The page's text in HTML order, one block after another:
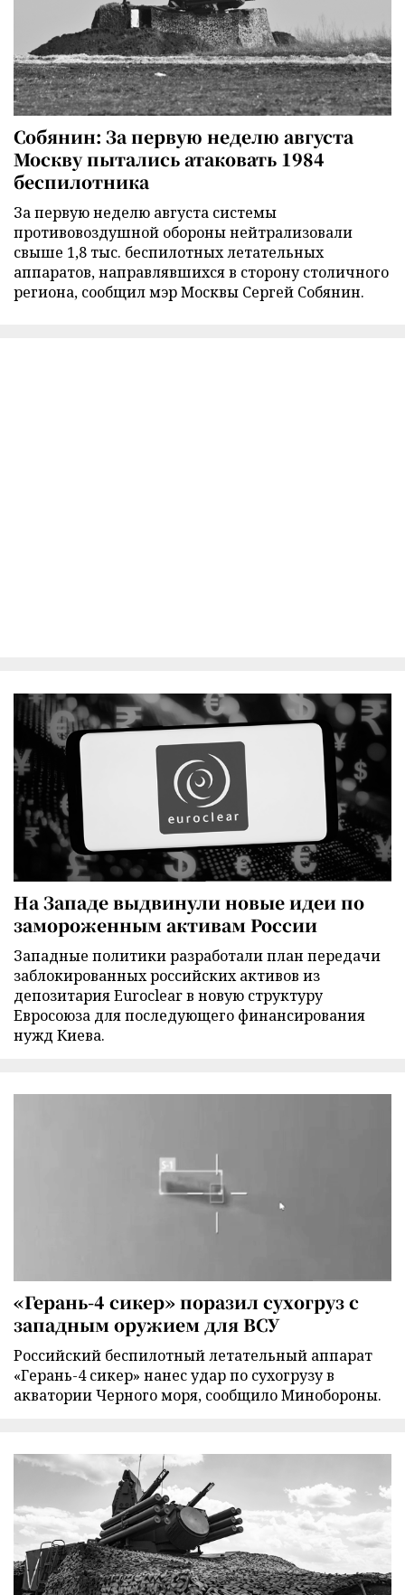
Собянин: За первую неделю августа
Москву пытались атаковать 1984
беспилотника
За первую неделю августа системы
противовоздушной обороны нейтрализовали
свыше 1,8 тыс. беспилотных летательных
аппаратов, направлявшихся в сторону столичного
региона, сообщил мэр Москвы Сергей Собянин.
На Западе выдвинули новые идеи по
замороженным активам России
Западные политики разработали план передачи
заблокированных российских активов из
депозитария Euroclear в новую структуру
Евросоюза для последующего финансирования
нужд Киева.
«Герань-4 сикер» поразил сухогруз с
западным оружием для ВСУ
Российский беспилотный летательный аппарат
«Герань-4 сикер» нанес удар по сухогрузу в
акватории Черного моря, сообщило Минобороны.